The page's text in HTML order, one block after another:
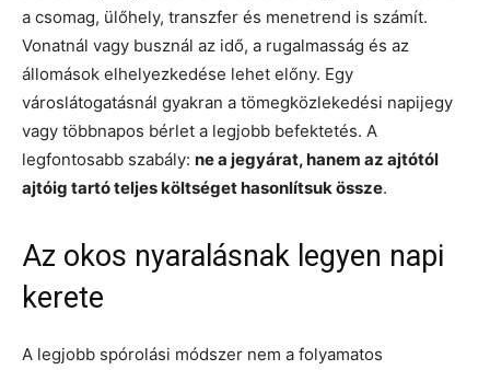
a csomag, ülőhely, transzfer és menetrend is számít.
Vonatnál vagy busznál az idő, a rugalmasság és az
állomások elhelyezkedése lehet előny. Egy
városlátogatásnál gyakran a tömegközlekedési napijegy
vagy többnapos bérlet a legjobb befektetés. A
legfontosabb szabály: ne a jegyárat, hanem az ajtótól
ajtóig tartó teljes költséget hasonlítsuk össze.
Az okos nyaralásnak legyen napi
kerete
A legjobb spórolási módszer nem a folyamatos